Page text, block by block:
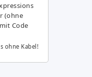
(ohne
Code
ohne Kabel!